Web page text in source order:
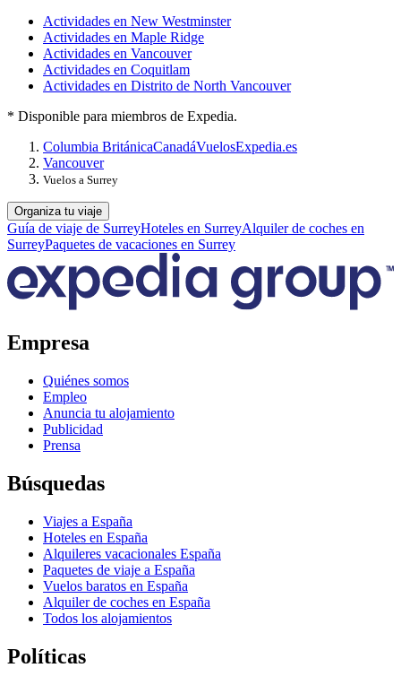
Actividades en New Westminster
Actividades en Maple Ridge
Actividades en Vancouver
Actividades en Coquitlam
Actividades en Distrito de North Vancouver
* Disponible para miembros de Expedia.
Columbia BritánicaCanadáVuelosExpedia.es
Vancouver
Vuelos a Surrey
Organiza tu viaje
Guía de viaje de SurreyHoteles en SurreyAlquiler de coches en
SurreyPaquetes de vacaciones en Surrey
Empresa
Quiénes somos
Empleo
Anuncia tu alojamiento
Publicidad
Prensa
Búsquedas
Viajes a España
Hoteles en España
Alquileres vacacionales España
Paquetes de viaje a España
Vuelos baratos en España
Alquiler de coches en España
Todos los alojamientos
Políticas